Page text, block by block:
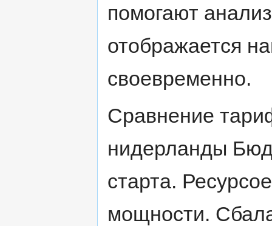
помогают
отображается
своевременно.
Сравнение
нидерланды
старта.
мощности.